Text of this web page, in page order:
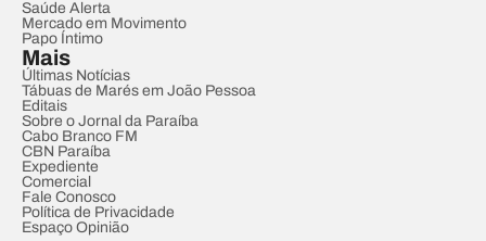
Saúde Alerta
Mercado em Movimento
Papo Íntimo
Mais
Últimas Notícias
Tábuas de Marés em João Pessoa
Editais
Sobre o Jornal da Paraíba
Cabo Branco FM
CBN Paraíba
Expediente
Comercial
Fale Conosco
Política de Privacidade
Espaço Opinião